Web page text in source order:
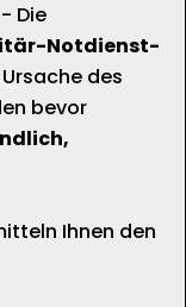
Die
Notdienst-
des
bevor
Ihnen den